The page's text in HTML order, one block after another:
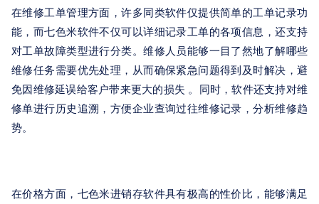
在维修工单管理方面，许多同类软件仅提供简单的工单记录功
能，而七色米软件不仅可以详细记录工单的各项信息，还支持
对工单故障类型进行分类。维修人员能够一目了然地了解哪些
维修任务需要优先处理，从而确保紧急问题得到及时解决，避
免因维修延误给客户带来更大的损失 。同时，软件还支持对维
修单进行历史追溯，方便企业查询过往维修记录，分析维修趋
势。
在价格方面，七色米进销存软件具有极高的性价比，能够满足